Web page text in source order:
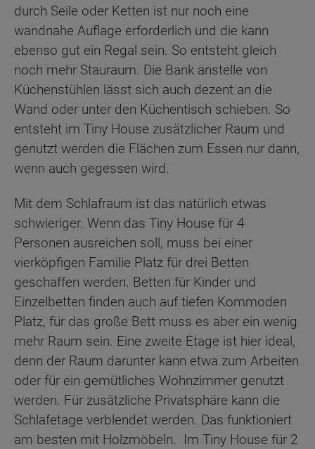
durch Seile oder Ketten ist nur noch eine
wandnahe Auflage erforderlich und die kann
ebenso gut ein Regal sein. So entsteht gleich
noch mehr Stauraum. Die Bank anstelle von
Küchenstühlen lässt sich auch dezent an die
Wand oder unter den Küchentisch schieben. So
entsteht im Tiny House zusätzlicher Raum und
genutzt werden die Flächen zum Essen nur dann,
wenn auch gegessen wird.
Mit dem Schlafraum ist das natürlich etwas
schwieriger. Wenn das Tiny House für 4
Personen ausreichen soll, muss bei einer
vierköpfigen Familie Platz für drei Betten
geschaffen werden. Betten für Kinder und
Einzelbetten finden auch auf tiefen Kommoden
Platz, für das große Bett muss es aber ein wenig
mehr Raum sein. Eine zweite Etage ist hier ideal,
denn der Raum darunter kann etwa zum Arbeiten
oder für ein gemütliches Wohnzimmer genutzt
werden. Für zusätzliche Privatsphäre kann die
Schlafetage verblendet werden. Das funktioniert
am besten mit Holzmöbeln. Im Tiny House für 2